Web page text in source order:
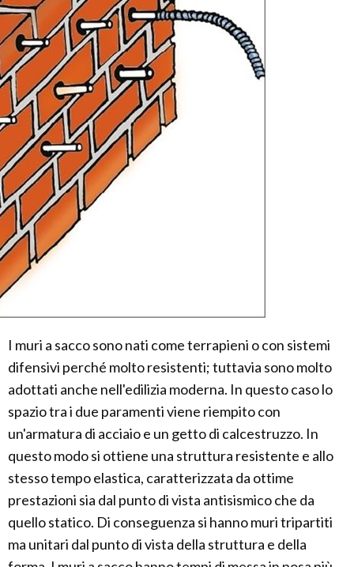
I muri a sacco sono nati come terrapieni o con sistemi
difensivi perché molto resistenti; tuttavia sono molto
adottati anche nell'edilizia moderna. In questo caso lo
spazio tra i due paramenti viene riempito con
un'armatura di acciaio e un getto di calcestruzzo. In
questo modo si ottiene una struttura resistente e allo
stesso tempo elastica, caratterizzata da ottime
prestazioni sia dal punto di vista antisismico che da
quello statico. Di conseguenza si hanno muri tripartiti
ma unitari dal punto di vista della struttura e della